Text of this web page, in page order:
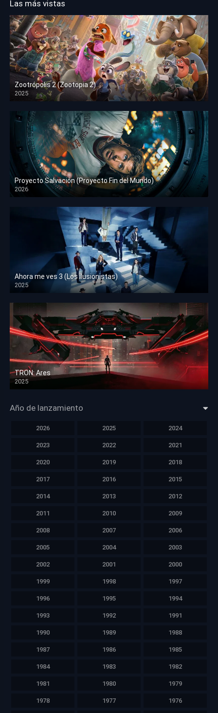
Las más vistas
Zootrópolis 2 (Zootopia 2)
2025
HD 1080p
Proyecto Salvación (Proyecto Fin del Mundo)
2026
HD 1080p
Ahora me ves 3 (Los ilusionistas)
2025
HD 1080p
TRON: Ares
2025
HD 1080p
Año de lanzamiento
2026 2025 2024
2023 2022 2021
2020 2019 2018
2017 2016 2015
2014 2013 2012
2011 2010 2009
2008 2007 2006
2005 2004 2003
2002 2001 2000
1999 1998 1997
1996 1995 1994
1993 1992 1991
1990 1989 1988
1987 1986 1985
1984 1983 1982
1981 1980 1979
1978 1977 1976